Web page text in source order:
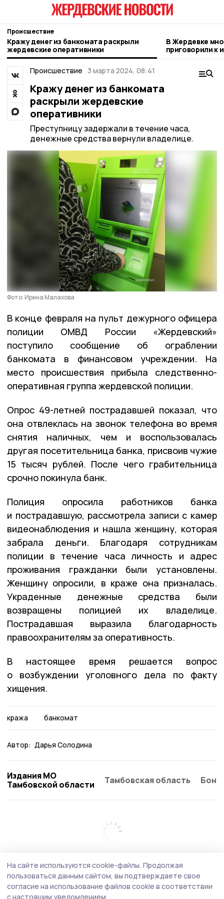
Происшествие
Кражу денег из банкомата раскрыли
жердевские оперативники
В Жердевке
приговорили к
за неуплату
Происшествие
3 марта 2024, 08:41
Кражу денег из банкомата
раскрыли жердевские
оперативники
Преступницу задержали в течение часа,
денежные средства вернули владелице.
Фото: Ирина Малахова
В конце февраля на пульт дежурного офицера
полиции ОМВД России «Жердевский»
поступило сообщение об ограблении
банкомата в финансовом учреждении. На
место происшествия прибыла следственно-
оперативная группа жердевской полиции.
Опрос 49-летней пострадавшей показал, что
она отвлеклась на звонок телефона во время
снятия наличных, чем и воспользовалась
другая посетительница банка, присвоив чужие
15 тысяч рублей. После чего грабительница
срочно покинула банк.
Полиция опросила работников банка
и пострадавшую, рассмотрела записи с камер
видеонаблюдения и нашла женщину, которая
забрала деньги. Благодаря сотрудникам
полиции в течение часа личность и адрес
проживания гражданки были установлены.
Женщину опросили, в краже она призналась.
Украденные денежные средства были
возвращены полицией их владелице.
Пострадавшая выразила благодарность
правоохранителям за оперативность.
В настоящее время решается вопрос
о возбуждении уголовного дела по факту
хищения.
кража банкомат
Автор: Дарья Солодина
Издания МО
Тамбовской области
Тамбовская область
На сайте используются cookie-файлы. Продолжая
пользоваться данным сайтом, вы подтверждаете свое
согласие на использование файлов cookie в соответствии
с настоящим уведомлением